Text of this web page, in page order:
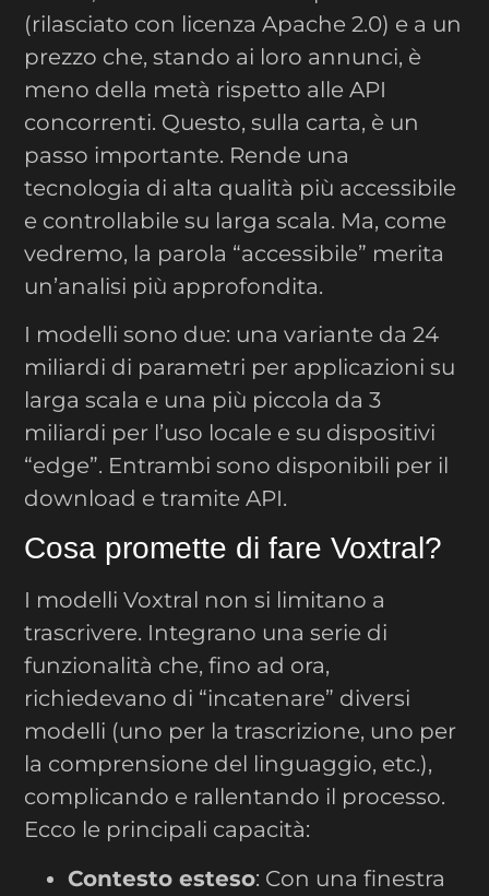
(rilasciato con licenza Apache 2.0) e a un
prezzo che, stando ai loro annunci, è
meno della metà rispetto alle API
concorrenti. Questo, sulla carta, è un
passo importante. Rende una
tecnologia di alta qualità più accessibile
e controllabile su larga scala. Ma, come
vedremo, la parola “accessibile” merita
un’analisi più approfondita.
I modelli sono due: una variante da 24
miliardi di parametri per applicazioni su
larga scala e una più piccola da 3
miliardi per l’uso locale e su dispositivi
“edge”. Entrambi sono disponibili per il
download e tramite API.
Cosa promette di fare Voxtral?
I modelli Voxtral non si limitano a
trascrivere. Integrano una serie di
funzionalità che, fino ad ora,
richiedevano di “incatenare” diversi
modelli (uno per la trascrizione, uno per
la comprensione del linguaggio, etc.),
complicando e rallentando il processo.
Ecco le principali capacità:
Contesto esteso: Con una finestra